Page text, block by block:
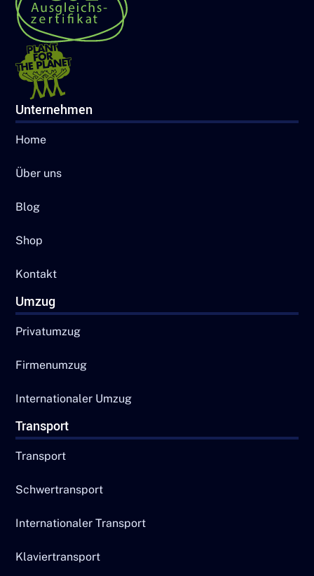
Unternehmen
Home
Über uns
Blog
Shop
Kontakt
Umzug
Privatumzug
Firmenumzug
Internationaler Umzug
Transport
Transport
Schwertransport
Internationaler Transport
Klaviertransport